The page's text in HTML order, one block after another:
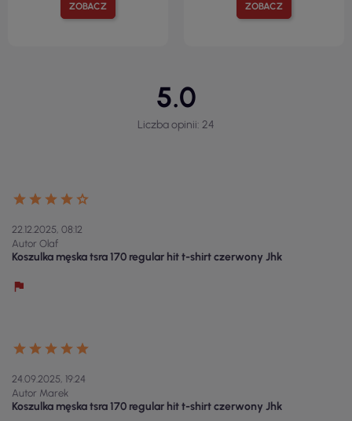
ZOBACZ ZOBACZ
5.0
Liczba opinii: 24
22.12.2025, 08:12
Autor Olaf
Koszulka męska tsra 170 regular hit t-shirt czerwony Jhk
24.09.2025, 19:24
Autor Marek
Koszulka męska tsra 170 regular hit t-shirt czerwony Jhk